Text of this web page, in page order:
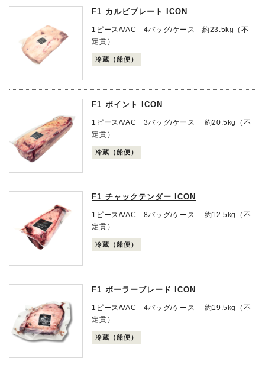
F1 カルビプレート ICON
1ピース/VAC 4バッグ/ケース 約23.5kg（不
定貫）
冷蔵（船便）
F1 ポイント ICON
1ピース/VAC 3バッグ/ケース 約20.5kg（不
定貫）
冷蔵（船便）
F1 チャックテンダー ICON
1ピース/VAC 8バッグ/ケース 約12.5kg（不
定貫）
冷蔵（船便）
F1 ボーラーブレード ICON
1ピース/VAC 4バッグ/ケース 約19.5kg（不
定貫）
冷蔵（船便）